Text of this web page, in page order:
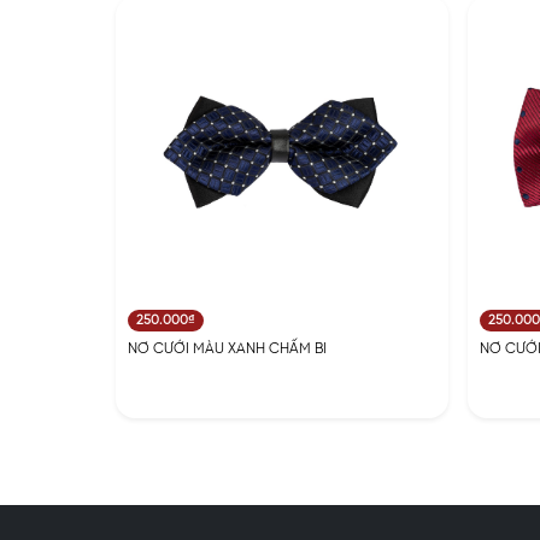
250.000₫
NƠ CƯỚI MÀU XANH CHẤM BI NƠ